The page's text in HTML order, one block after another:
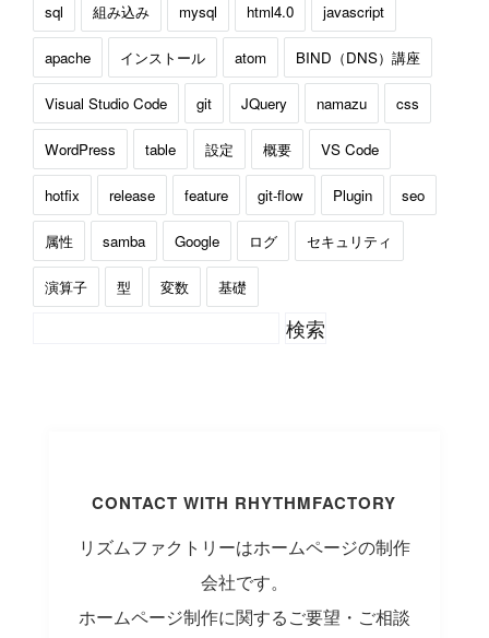
sql 組み込み mysql html4.0 javascript
apache インストール atom BIND（DNS）講座
Visual Studio Code git JQuery namazu css
WordPress table 設定 概要 VS Code
hotfix release feature git-flow Plugin seo
属性 samba Google ログ セキュリティ
演算子 型 変数 基礎
CONTACT WITH RHYTHMFACTORY
リズムファクトリーはホームページの制作
会社です。
ホームページ制作に関するご要望・ご相談